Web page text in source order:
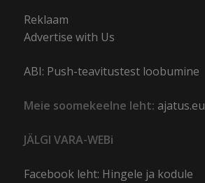
Reklaam
Advertise with Us
ABI: Push-teavitustest loobumine
Meie soomekeelne leht: ajatus.eu
JÄLGI VARA-WEBi
Facebook leht: Hingele ja kodule